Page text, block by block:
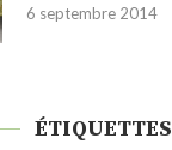
6 septembre 2014
ÉTIQUETTES